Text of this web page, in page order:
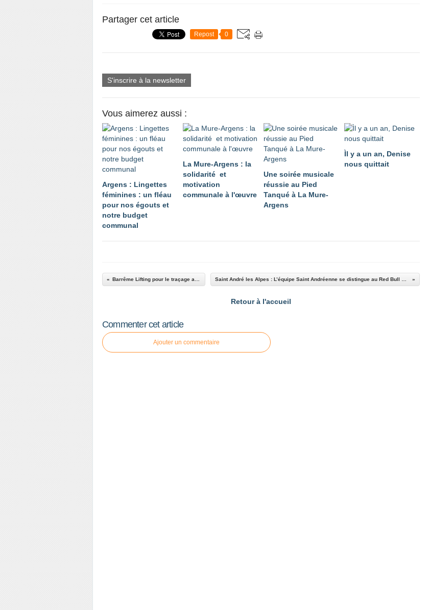
Partager cet article
Repost 0
S'inscrire à la newsletter
Vous aimerez aussi :
Argens : Lingettes
féminines : un fléau
pour nos égouts et
notre budget
communal
La Mure-Argens : la
solidarité et
motivation
communale à l'œuvre
Une soirée musicale
réussie au Pied
Tanqué à La Mure-
Argens
Ìl y a un an, Denise
nous quittait
Retour à l'accueil
Commenter cet article
Ajouter un commentaire